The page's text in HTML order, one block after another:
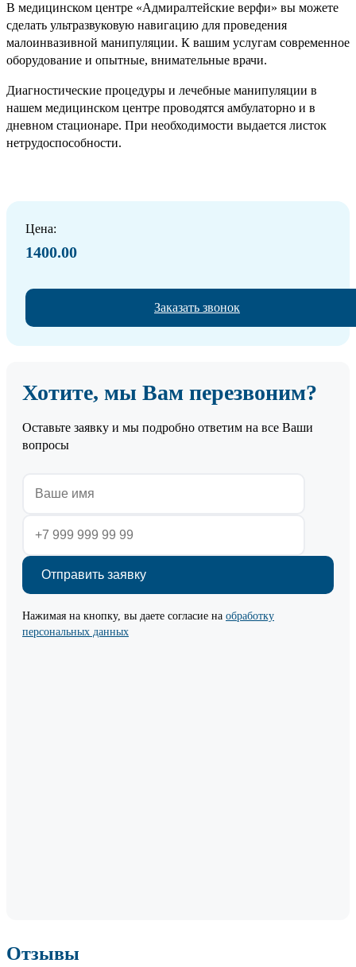
В медицинском центре «Адмиралтейские верфи» вы можете
сделать ультразвуковую навигацию для проведения
малоинвазивной манипуляции. К вашим услугам современное
оборудование и опытные, внимательные врачи.
Диагностические процедуры и лечебные манипуляции в
нашем медицинском центре проводятся амбулаторно и в
дневном стационаре. При необходимости выдается листок
нетрудоспособности.
Цена:
1400.00
Заказать звонок
Хотите, мы Вам перезвоним?
Оставьте заявку и мы подробно ответим на все Ваши
вопросы
Нажимая на кнопку, вы даете согласие на обработку
персональных данных
Отзывы